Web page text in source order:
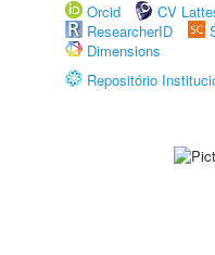
Orcid
CV
ResearcherID
Dimensions
Repositório